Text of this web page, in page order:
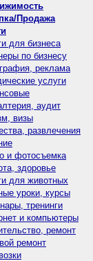
Продажа
для бизнеса
по бизнесу
реклама
услуги
аудит
визы
развлечения
и фотосъемка
здоровье
для животных
уроки, курсы
тренинги
и компьютеры
ремонт
ремонт